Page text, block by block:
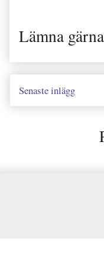
Lämna
Senaste inlägg